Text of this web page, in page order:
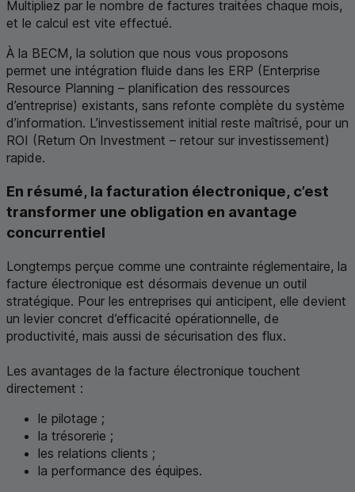
Multipliez par le nombre de factures traitées chaque mois,
et le calcul est vite effectué.
À la BECM, la solution que nous vous proposons
permet une intégration fluide dans les ERP (Enterprise
Resource Planning – planification des ressources
d’entreprise) existants, sans refonte complète du système
d’information. L’investissement initial reste maîtrisé, pour un
ROI (Return On Investment – retour sur investissement)
rapide.
En résumé, la facturation électronique, c’est
transformer une obligation en avantage
concurrentiel
Longtemps perçue comme une contrainte réglementaire, la
facture électronique est désormais devenue un outil
stratégique. Pour les entreprises qui anticipent, elle devient
un levier concret d’efficacité opérationnelle, de
productivité, mais aussi de sécurisation des flux.
Les avantages de la facture électronique touchent
directement :
le pilotage ;
la trésorerie ;
les relations clients ;
la performance des équipes.